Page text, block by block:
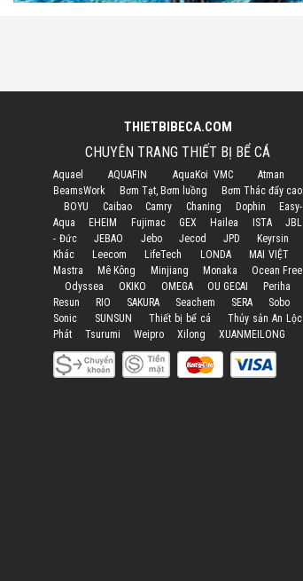
THIETBIBECA.COM
CHUYÊN TRANG THIẾT BỊ BỂ CÁ
Aquael AQUAFIN AquaKoi VMC
Atman
BeamsWork
Bơm Tạt, Bơm luồng
Bơm Thác đẩy cao
BOYU
Caibao Camry Chaning Dophin
Easy-
Aqua
EHEIM Fujimac GEX Hailea ISTA
JBL
- Đức
JEBAO Jebo Jecod JPD
Keyrsin
Khác
Leecom LifeTech LONDA
MAI VIỆT
Mastra
Mê Kông Minjiang Monaka
Ocean Free
Odyssea
OKIKO OMEGA OU GECAI
Periha
Resun
RIO SAKURA Seachem SERA
Sobo
Sonic
SUNSUN Thiết bị bể cá
Thủy sản An Lộc
Phát
Tsurumi Weipro Xilong XUANMEILONG